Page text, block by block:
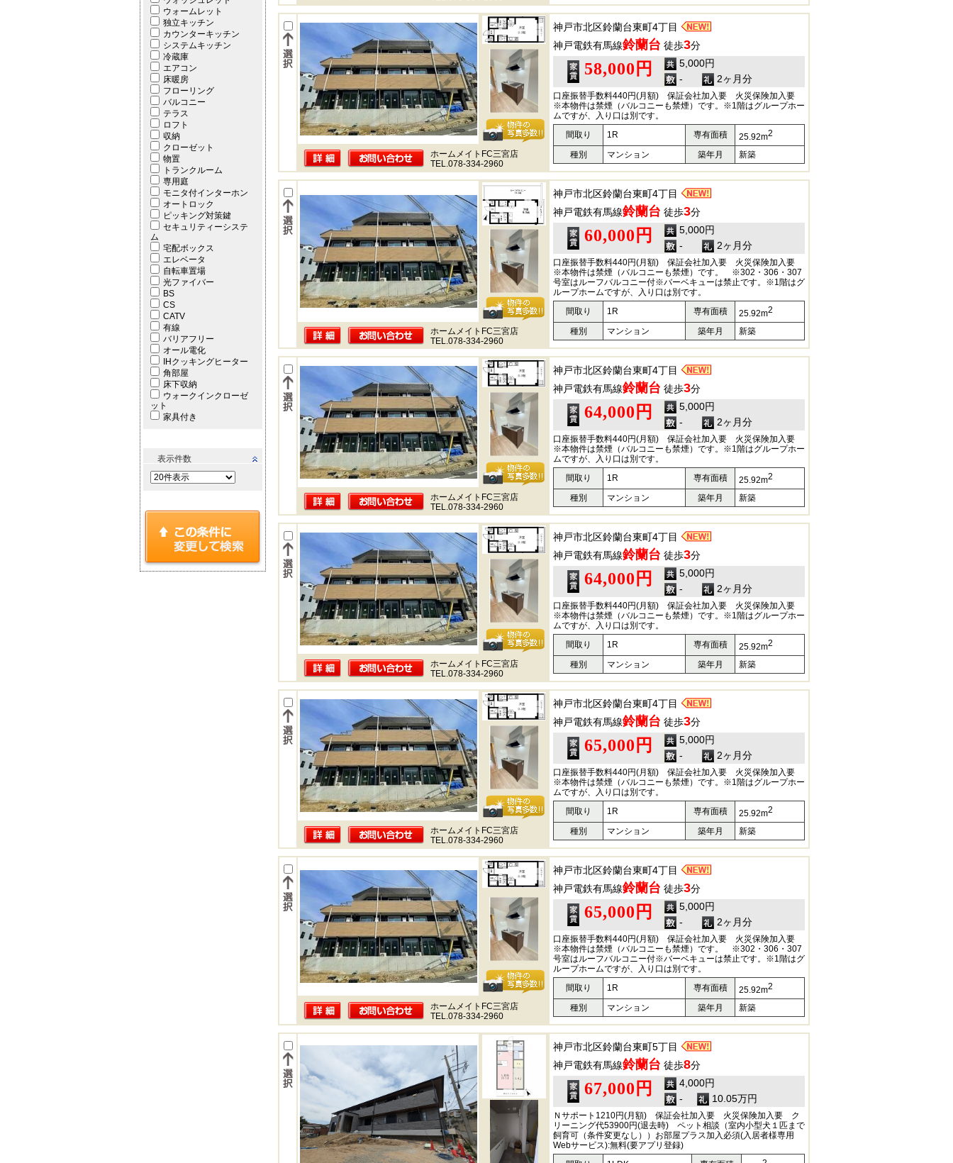
ウォームレット
独立キッチン
カウンターキッチン
システムキッチン
冷蔵庫
エアコン
床暖房
フローリング
バルコニー
テラス
ロフト
収納
クローゼット
物置
トランクルーム
専用庭
モニタ付インターホン
オートロック
ピッキング対策鍵
セキュリティーシステ
ム
宅配ボックス
エレベータ
自転車置場
光ファイバー
BS
CS
CATV
有線
バリアフリー
オール電化
IHクッキングヒーター
角部屋
床下収納
ウォークインクローゼ
ット
家具付き
表示件数
神戸市北区鈴蘭台東町4丁目
神戸電鉄有馬線鈴蘭台 徒歩3分
58,000円
5,000円
-
2ヶ月分
口座振替手数料440円(月額) 保証会社加入要 火災保険加入要
※本物件は禁煙（バルコニーも禁煙）です。※1階はグループホー
ムですが、入り口は別です。
間取り
1R 専有面積 25.92m2
種別 マンション 築年月 新築
ホームメイトFC三宮店
TEL.078-334-2960
神戸市北区鈴蘭台東町4丁目
神戸電鉄有馬線鈴蘭台 徒歩3分
60,000円
5,000円
-
2ヶ月分
口座振替手数料440円(月額) 保証会社加入要 火災保険加入要
※本物件は禁煙（バルコニーも禁煙）です。 ※302・306・307
号室はルーフバルコニー付※バーベキューは禁止です。※1階はグ
ループホームですが、入り口は別です。
間取り
1R 専有面積 25.92m2
種別 マンション 築年月 新築
ホームメイトFC三宮店
TEL.078-334-2960
神戸市北区鈴蘭台東町4丁目
神戸電鉄有馬線鈴蘭台 徒歩3分
64,000円
5,000円
-
2ヶ月分
口座振替手数料440円(月額) 保証会社加入要 火災保険加入要
※本物件は禁煙（バルコニーも禁煙）です。※1階はグループホー
ムですが、入り口は別です。
間取り
1R 専有面積 25.92m2
種別 マンション 築年月 新築
ホームメイトFC三宮店
TEL.078-334-2960
神戸市北区鈴蘭台東町4丁目
神戸電鉄有馬線鈴蘭台 徒歩3分
64,000円
5,000円
-
2ヶ月分
口座振替手数料440円(月額) 保証会社加入要 火災保険加入要
※本物件は禁煙（バルコニーも禁煙）です。※1階はグループホー
ムですが、入り口は別です。
間取り
1R 専有面積 25.92m2
種別 マンション 築年月 新築
ホームメイトFC三宮店
TEL.078-334-2960
神戸市北区鈴蘭台東町4丁目
神戸電鉄有馬線鈴蘭台 徒歩3分
65,000円
5,000円
-
2ヶ月分
口座振替手数料440円(月額) 保証会社加入要 火災保険加入要
※本物件は禁煙（バルコニーも禁煙）です。※1階はグループホー
ムですが、入り口は別です。
間取り
1R 専有面積 25.92m2
種別 マンション 築年月 新築
ホームメイトFC三宮店
TEL.078-334-2960
神戸市北区鈴蘭台東町4丁目
神戸電鉄有馬線鈴蘭台 徒歩3分
65,000円
5,000円
-
2ヶ月分
口座振替手数料440円(月額) 保証会社加入要 火災保険加入要
※本物件は禁煙（バルコニーも禁煙）です。 ※302・306・307
号室はルーフバルコニー付※バーベキューは禁止です。※1階はグ
ループホームですが、入り口は別です。
間取り
1R 専有面積 25.92m2
種別 マンション 築年月 新築
ホームメイトFC三宮店
TEL.078-334-2960
神戸市北区鈴蘭台東町5丁目
神戸電鉄有馬線鈴蘭台 徒歩8分
67,000円
4,000円
-
10.05万円
Ｎサポート1210円(月額) 保証会社加入要 火災保険加入要 ク
リーニング代53900円(退去時) ペット相談（室内小型犬１匹まで
飼育可（条件変更なし））お部屋プラス加入必須(入居者様専用
Webサービス):無料(要アプリ登録)